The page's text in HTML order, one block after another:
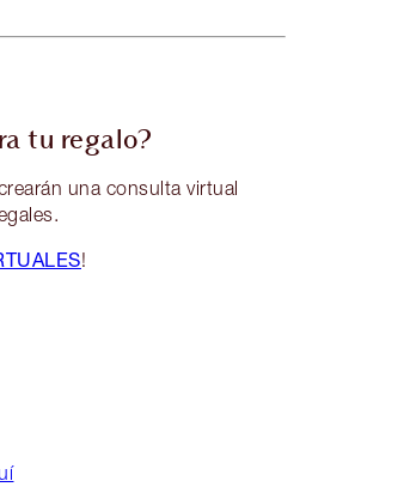
tu regalo?
una consulta virtual
!